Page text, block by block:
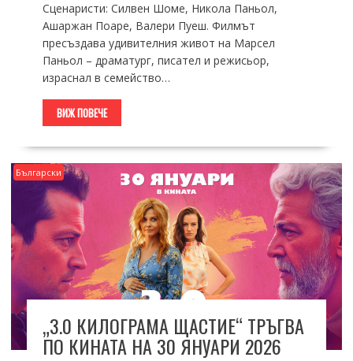
Сценаристи: Силвен Шоме, Никола Паньол,
Ашаржан Поаре, Валери Пуеш. Филмът
пресъздава удивителния живот на Марсел
Паньол – драматург, писател и режисьор,
израснал в семейство…
ВИЖ ПОВЕЧЕ
Български
„3.0 КИЛОГРАМА ЩАСТИЕ“ ТРЪГВА
ПО КИНАТА НА 30 ЯНУАРИ 2026